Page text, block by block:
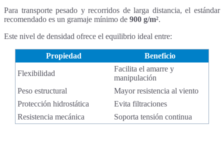
Para transporte pesado y recorridos de larga distancia, el estándar
recomendado es un gramaje mínimo de 900 g/m².
Este nivel de densidad ofrece el equilibrio ideal entre:
Propiedad Beneficio
Flexibilidad
Facilita el amarre y
manipulación
Peso estructural
Mayor resistencia al viento
Protección hidrostática
Evita filtraciones
Resistencia mecánica
Soporta tensión continua